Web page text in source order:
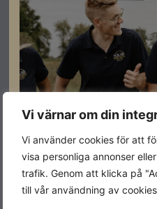
Vi värnar om din
Vi använder cookies för att
visa personliga annonser
trafik. Genom att klicka på
till vår användning av
Antal MPPT
Färg Vit/
Varumärke
artikelnummer